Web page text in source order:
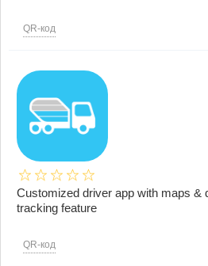
QR-код
Customized driver app with maps &
tracking feature
QR-код